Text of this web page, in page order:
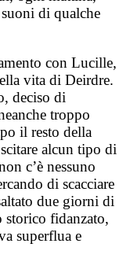
di qualche
con Lucille,
vita di Deirdre.
deciso di
troppo
il resto della
alcun tipo di
c’è nessuno
di scacciare
due giorni di
storico fidanzato,
superflua e